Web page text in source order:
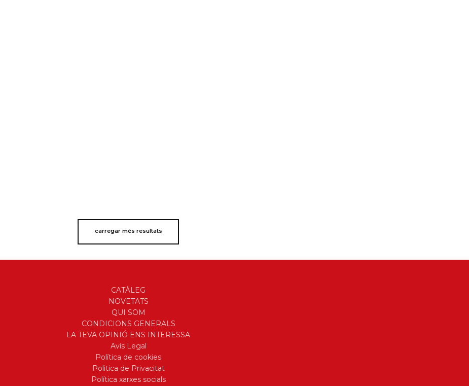
carregar més resultats
CATÀLEG
NOVETATS
QUI SOM
CONDICIONS GENERALS
LA TEVA OPINIÓ ENS INTERESSA
Avís Legal
Política de cookies
Politica de Privacitat
Política xarxes socials